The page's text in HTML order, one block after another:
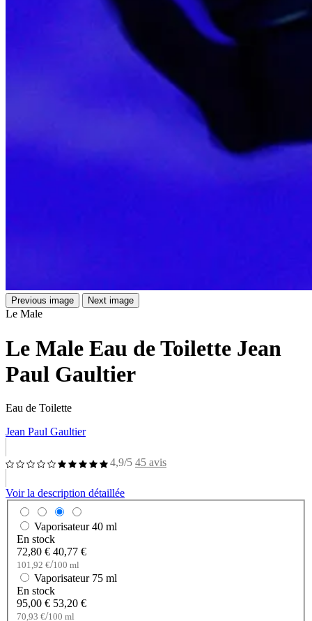
Previous image Next image
Le Male
Le Male Eau de Toilette Jean
Paul Gaultier
Eau de Toilette
Jean Paul Gaultier
4,9/5 45 avis
Voir la description détaillée
Vaporisateur 40 ml
En stock
72,80 € 40,77 €
101,92 €/100 ml
Vaporisateur 75 ml
En stock
95,00 € 53,20 €
70,93 €/100 ml